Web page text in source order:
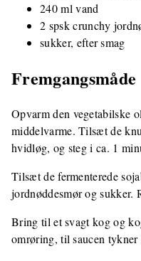
240 ml vand
2 spsk crunchy
sukker, efter smag
Fremgangsmåde
Opvarm den vegetabilske
middelvarme. Tilsæt de
hvidløg, og steg i ca. 1
Tilsæt de fermenterede
jordnøddesmør og sukker.
Bring til et svagt kog og
omrøring, til saucen tykner